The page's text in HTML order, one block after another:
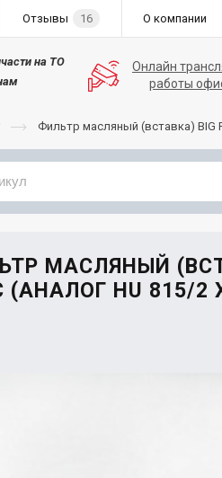
Отзывы 16 О компании
на ТО
Онлайн
работы
Фильтр масляный (вставка) BIG
МАСЛЯНЫЙ
(АНАЛОГ HU 815/2